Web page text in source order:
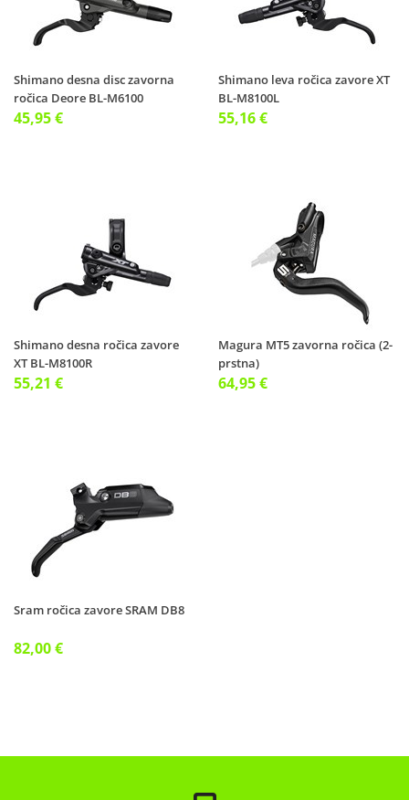
Shimano desna disc zavorna
ročica Deore BL-M6100
45,95 €
Shimano leva ročica zavore XT
BL-M8100L
55,16 €
Shimano desna ročica zavore
XT BL-M8100R
55,21 €
Magura MT5 zavorna ročica (2-
prstna)
64,95 €
Sram ročica zavore SRAM DB8
82,00 €